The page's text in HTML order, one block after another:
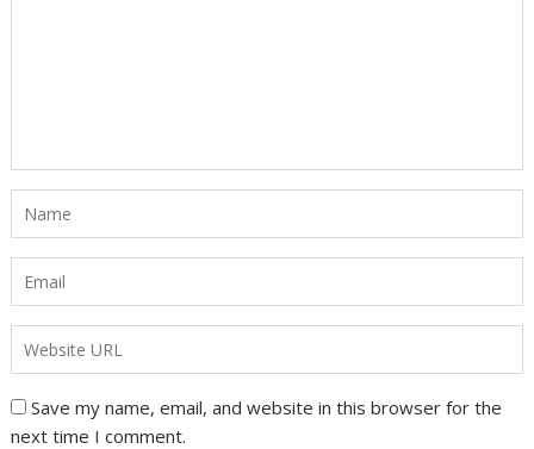
Save my name, email, and website in this browser for the
next time I comment.